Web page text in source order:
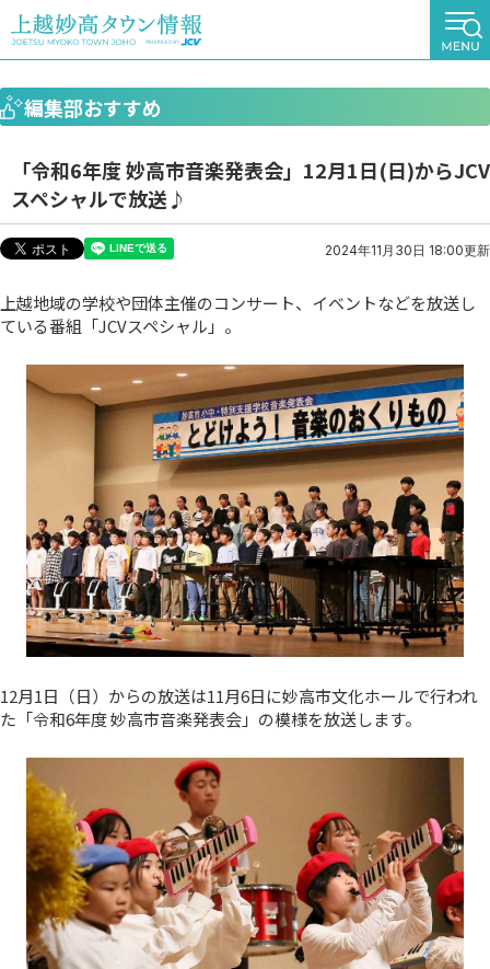
編集部おすすめ
「令和6年度 妙高市音楽発表会」12月1日(日)からJCV
スペシャルで放送♪
2024年11月30日 18:00更新
上越地域の学校や団体主催のコンサート、イベントなどを放送し
ている番組「JCVスペシャル」。
12月1日（日）からの放送は11月6日に妙高市文化ホールで行われ
た「令和6年度 妙高市音楽発表会」の模様を放送します。